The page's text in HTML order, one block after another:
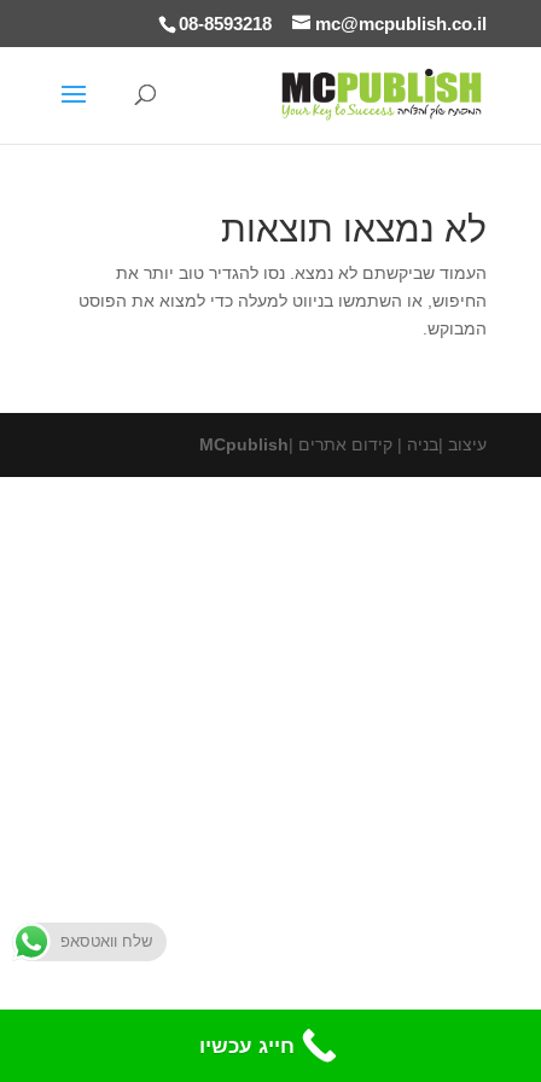
08-8593218 mc@mcpublish.co.il
לא נמצאו תוצאות
העמוד שביקשתם לא נמצא. נסו להגדיר טוב יותר את
החיפוש, או השתמשו בניווט למעלה כדי למצוא את הפוסט
המבוקש.
עיצוב |בניה | קידום אתרים |MCpublish
שלח וואטסאפ
חייג עכשיו